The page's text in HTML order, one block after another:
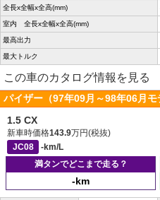
全長x全幅x全高(mm)
室内 全長x全幅x全高(mm)
最高出力
最大トルク
この車のカタログ情報を見る
パイザー（97年09月～98年06月
1.5 CX
新車時価格143.9万円(税抜)
JC08
-km/L
満タンでどこまで走る？
-km